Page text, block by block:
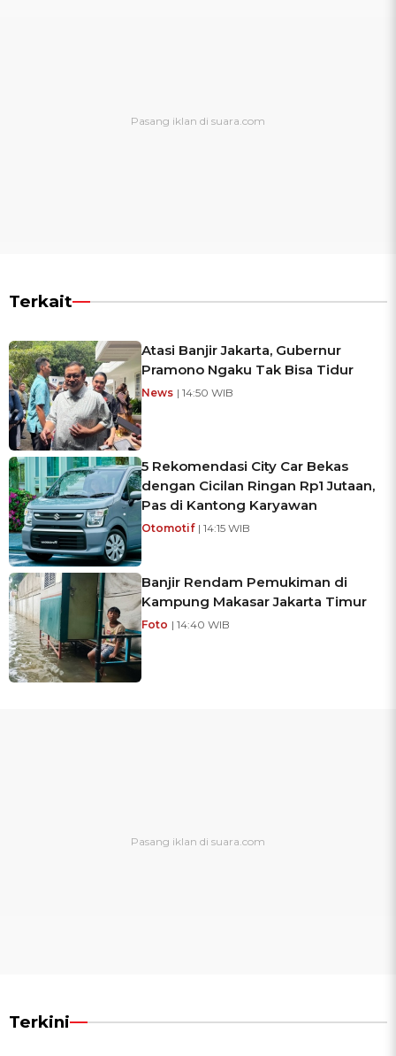
Terkait
Atasi Banjir Jakarta, Gubernur
Pramono Ngaku Tak Bisa Tidur
News | 14:50 WIB
5 Rekomendasi City Car Bekas
dengan Cicilan Ringan Rp1 Jutaan,
Pas di Kantong Karyawan
Otomotif | 14:15 WIB
Banjir Rendam Pemukiman di
Kampung Makasar Jakarta Timur
Foto | 14:40 WIB
Terkini